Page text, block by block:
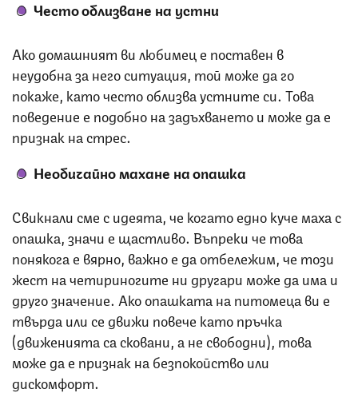
Често облизване на устни
Ако домашният ви любимец е поставен в
неудобна за него ситуация, той може да го
покаже, като често облизва устните си. Това
поведение е подобно на задъхването и може да е
признак на стрес.
Необичайно махане на опашка
Свикнали сме с идеята, че когато едно куче маха с
опашка, значи е щастливо. Въпреки че това
понякога е вярно, важно е да отбележим, че този
жест на четириногите ни другари може да има и
друго значение. Ако опашката на питомеца ви е
твърда или се движи повече като пръчка
(движенията са сковани, а не свободни), това
може да е признак на безпокойство или
дискомфорт.